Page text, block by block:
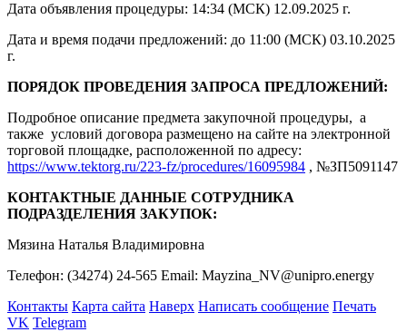
Дата объявления процедуры: 14:34 (МСК) 12.09.2025 г.
Дата и время подачи предложений: до 11:00 (МСК) 03.10.2025
г.
ПОРЯДОК ПРОВЕДЕНИЯ ЗАПРОСА ПРЕДЛОЖЕНИЙ:
Подробное описание предмета закупочной процедуры, а
также условий договора размещено на сайте на электронной
торговой площадке, расположенной по адресу:
https://www.tektorg.ru/223-fz/procedures/16095984 , №ЗП5091147
КОНТАКТНЫЕ ДАННЫЕ СОТРУДНИКА
ПОДРАЗДЕЛЕНИЯ ЗАКУПОК:
Мязина Наталья Владимировна
Телефон: (34274) 24-565 Email: Mayzina_NV@unipro.energy
Контакты Карта сайта Наверх Написать сообщение Печать
VK Telegram